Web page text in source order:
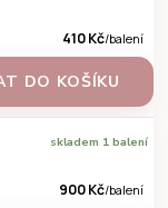
410 Kč/balení
DO KOŠÍKU
900 Kč/balení
skladem 1 balení